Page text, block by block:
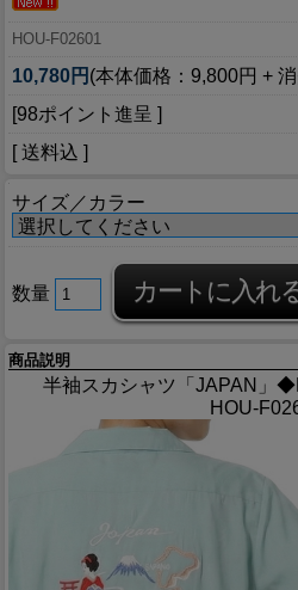
HOU-F02601
10,780円 (本体価格：9,800円 +
[98ポイント進呈 ]
[ 送料込 ]
サイズ／カラー
数量
商品説明
半袖スカシャツ「JAPAN」
HOU-